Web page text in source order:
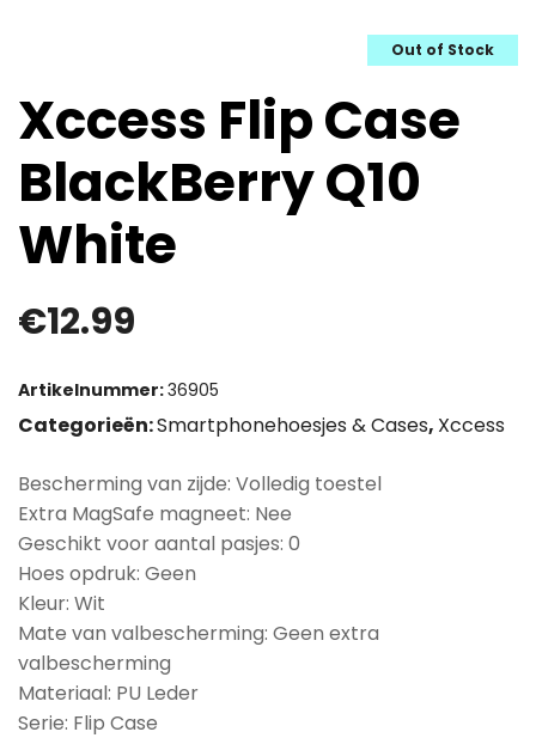
Out of Stock
Xccess Flip Case
BlackBerry Q10
White
€12.99
Artikelnummer:36905
Categorieën:Smartphonehoesjes & Cases, Xccess
Bescherming van zijde: Volledig toestel
Extra MagSafe magneet: Nee
Geschikt voor aantal pasjes: 0
Hoes opdruk: Geen
Kleur: Wit
Mate van valbescherming: Geen extra
valbescherming
Materiaal: PU Leder
Serie: Flip Case